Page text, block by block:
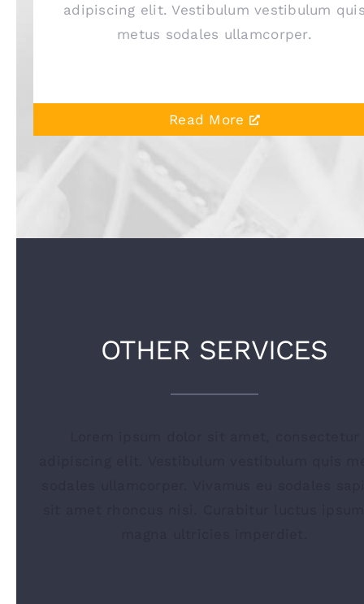
adipiscing elit. Vestibulum vestibulum
metus sodales ullamcorper.
Read More
OTHER SERVICES